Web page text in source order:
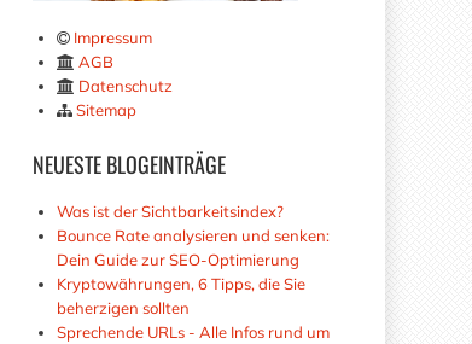
Impressum
AGB
Datenschutz
Sitemap
NEUESTEBLOGEINTRÄGE
Was ist der Sichtbarkeitsindex?
Bounce Rate analysieren und senken:
Dein Guide zur SEO-Optimierung
Kryptowährungen, 6 Tipps, die Sie
beherzigen sollten
Sprechende URLs - Alle Infos rund um